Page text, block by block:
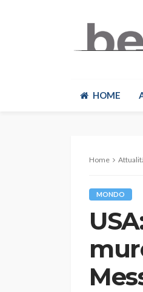
HOME
Home
MONDO